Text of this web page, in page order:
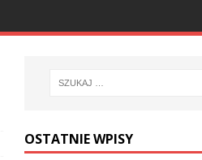
OSTATNIE WPISY